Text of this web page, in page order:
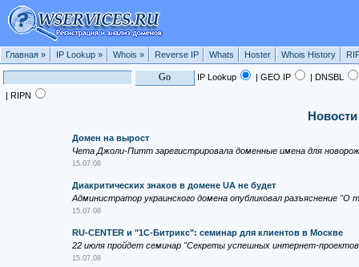
Главная» IP Lookup» Whois » Reverse IP Whats Hoster Whois History
IP Lookup | GEO IP
| DNSBL
| RIPN
Домен на вырост
Чета Джоли-Питт зарегистрировала доменные имена для
15.07.08
Диакритических знаков в домене UA не будет
Администратор украинского домена опубликовал разъяснение "О
15.07.08
RU-CENTER и "1С-Битрикс": семинар для клиентов в Москве
22 июля пройдет семинар "Секреты успешных интернет-
15.07.08